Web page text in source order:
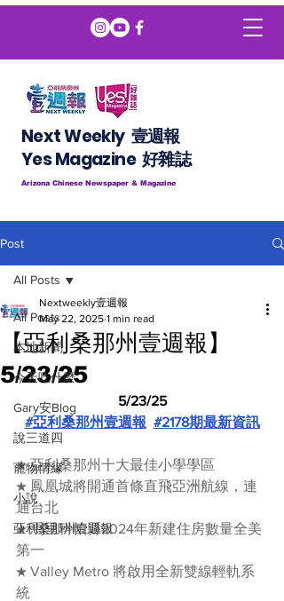
Next Weekly 壹週報
​​Yes Magazine 好雜誌
Arizona Chinese Newspaper & Magazine
Post
All Posts
本地新聞
今天吃什麼
Gary安Blog
說三道四
寵物情緣
小說
亞利桑那州壹週報
All Posts
【亞利桑那州壹週報】
5/23/25
Nextweekly壹週報
May 22, 2025 1 min read
5/23/25
#亞利桑那州壹週報 #2178期最新資訊
★ 亞利桑那州十大最佳小學學區
★ 鳳凰城將開通首條直飛亞洲航線，連
通台北
★ 馬里科帕縣2024年新建住房數量全美
第一
★ Valley Metro 將啟用全新雙線輕軌系
統